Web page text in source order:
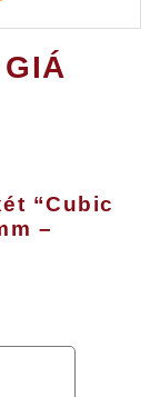
“Cubic
–